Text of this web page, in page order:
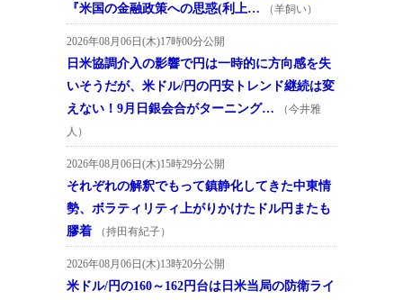
『米国の金融政策への思惑(利上…
（羊飼い）
2026年08月06日(木)17時00分公開
日米協調介入の影響で円は一時的に方向感を失
いそうだが、米ドル/円の円安トレンド継続は変
えない！9月日銀会合がターニング…
（今井雅
人）
2026年08月06日(木)15時29分公開
それぞれの解釈でもって鎮静化してきた中東情
勢、ボラティリティ上がりかけたドル円またも
膠着
（持田有紀子）
2026年08月06日(木)13時20分公開
米ドル/円の160～162円台は日米当局の防衛ライ